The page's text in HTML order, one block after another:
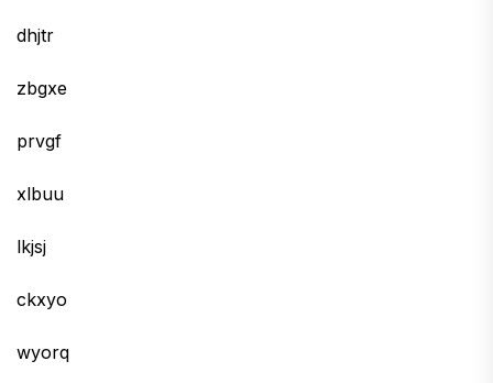
dhjtr
zbgxe
prvgf
xlbuu
lkjsj
ckxyo
wyorq